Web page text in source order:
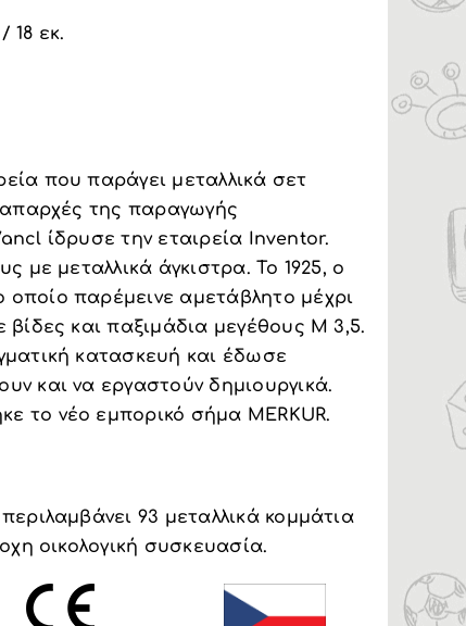
18 εκ.
που παράγει μεταλλικά σετ
απαρχές της παραγωγής
ίδρυσε την εταιρεία Inventor.
με μεταλλικά άγκιστρα. Το 1925, ο
παρέμεινε αμετάβλητο μέχρι
και παξιμάδια μεγέθους M 3,5.
κατασκευή και έδωσε
και να εργαστούν δημιουργικά.
το νέο εμπορικό σήμα MERKUR.
93 μεταλλικά κομμάτια
οικολογική συσκευασία.